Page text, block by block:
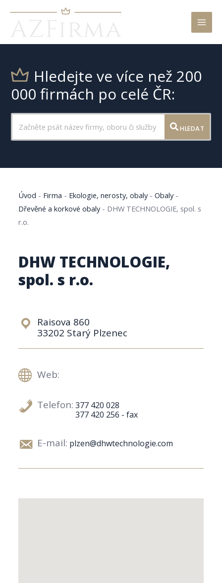
Hledejte ve více než 200
000 firmách po celé ČR:
HLEDAT
Úvod - Firma - Ekologie, nerosty, obaly-Obaly-
Dřevěné a korkové obaly- DHW TECHNOLOGIE, spol. s
r.o.
DHW TECHNOLOGIE,
spol. s r.o.
Raisova 860
33202 Starý Plzenec
Web:
Telefon: 377 420 028
377 420 256 - fax
E-mail: plzen@dhwtechnologie.com